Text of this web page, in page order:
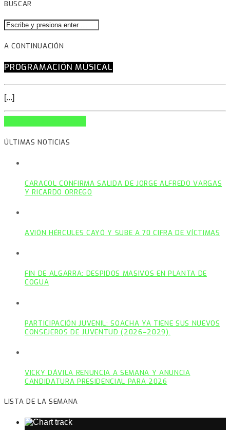
BUSCAR
A CONTINUACIÓN
PROGRAMACIÓN MÚSICAL
[...]
ÚLTIMAS NOTICIAS
CARACOL CONFIRMA SALIDA DE JORGE ALFREDO VARGAS
Y RICARDO ORREGO
AVIÓN HÉRCULES CAYÓ Y SUBE A 70 CIFRA DE VÍCTIMAS
FIN DE ALGARRA: DESPIDOS MASIVOS EN PLANTA DE
COGUA
PARTICIPACIÓN JUVENIL: SOACHA YA TIENE SUS NUEVOS
CONSEJEROS DE JUVENTUD (2026–2029).
VICKY DÁVILA RENUNCIA A SEMANA Y ANUNCIA
CANDIDATURA PRESIDENCIAL PARA 2026
LISTA DE LA SEMANA